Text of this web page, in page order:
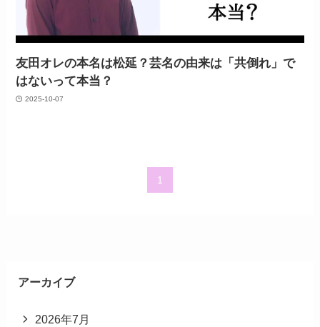
友田オレの本名は松延？芸名の由来は「共倒れ」で
はないって本当？
2025-10-07
1
アーカイブ
2026年7月